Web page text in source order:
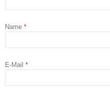
Name *
E-Mail *